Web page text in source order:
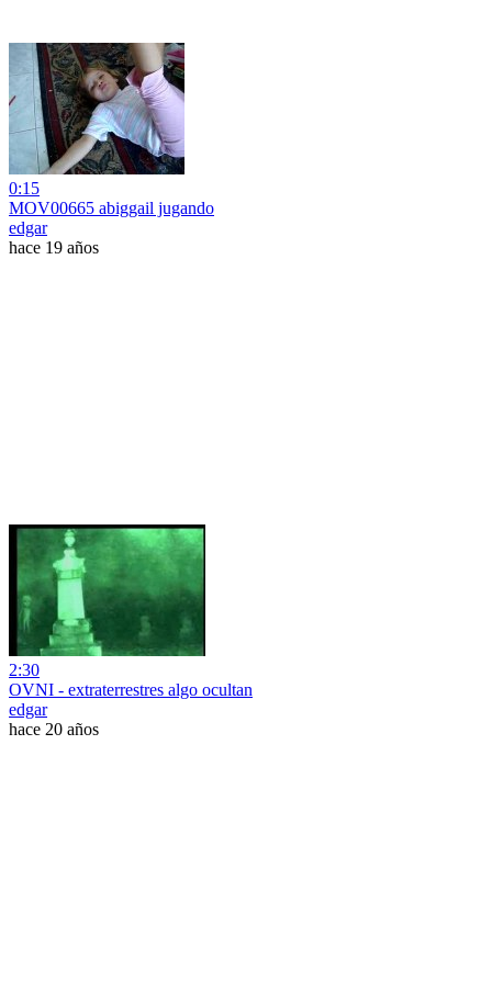
0:15
MOV00665 abiggail jugando
edgar
hace 19 años
2:30
OVNI - extraterrestres algo ocultan
edgar
hace 20 años